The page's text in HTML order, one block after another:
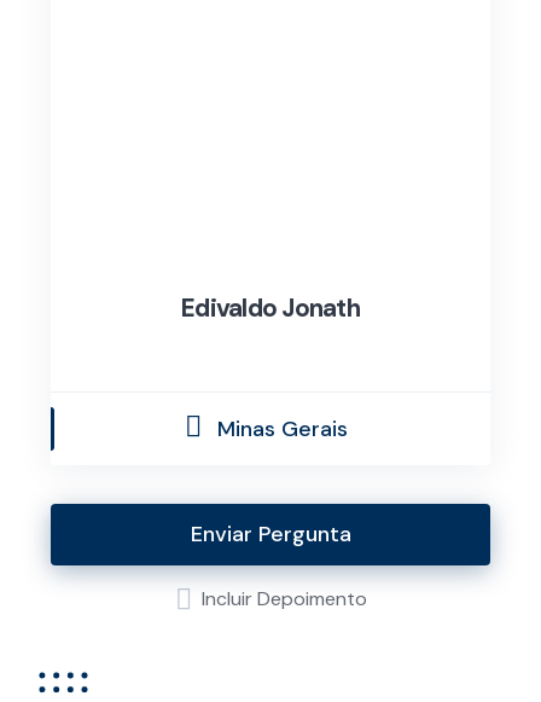
Edivaldo Jonath
Minas Gerais
Enviar Pergunta
Incluir Depoimento